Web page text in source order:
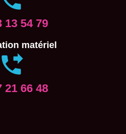
13 54 79
matériel
21 66 48